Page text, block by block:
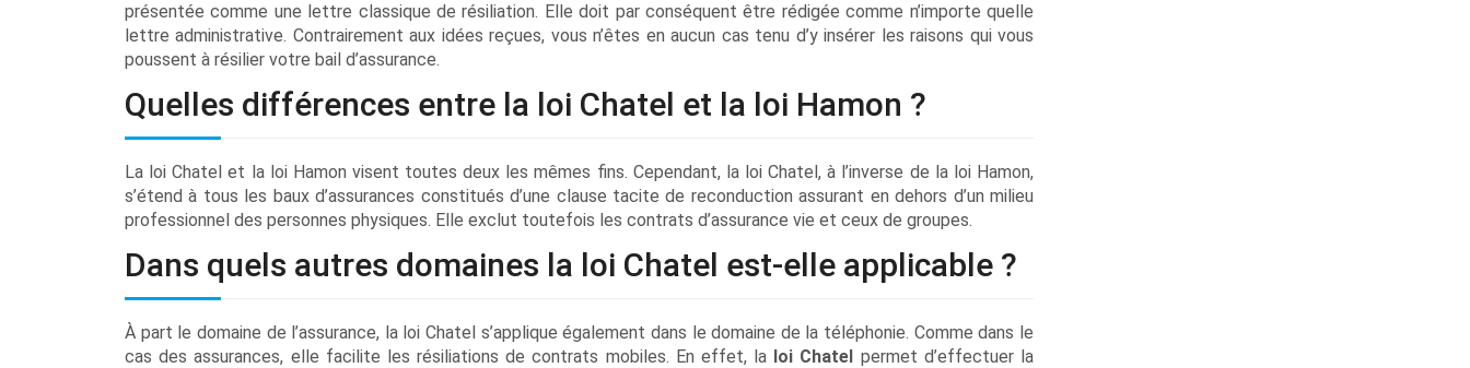
présentée comme une lettre classique de résiliation. Elle doit par conséquent être rédigée comme n’importe quelle
lettre administrative. Contrairement aux idées reçues, vous n’êtes en aucun cas tenu d’y insérer les raisons qui vous
poussent à résilier votre bail d’assurance.
Quelles différences entre la loi Chatel et la loi Hamon ?
La loi Chatel et la loi Hamon visent toutes deux les mêmes fins. Cependant, la loi Chatel, à l’inverse de la loi Hamon,
s’étend à tous les baux d’assurances constitués d’une clause tacite de reconduction assurant en dehors d’un milieu
professionnel des personnes physiques. Elle exclut toutefois les contrats d’assurance vie et ceux de groupes.
Dans quels autres domaines la loi Chatel est-elle applicable ?
À part le domaine de l’assurance, la loi Chatel s’applique également dans le domaine de la téléphonie. Comme dans le
cas des assurances, elle facilite les résiliations de contrats mobiles. En effet, la loi Chatel permet d’effectuer la